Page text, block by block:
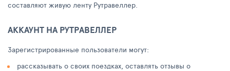
составляют живую ленту Рутравеллер.
АККАУНТ НА РУТРАВЕЛЛЕР
Зарегистрированные пользователи могут:
рассказывать о своих поездках, оставлять отзывы о